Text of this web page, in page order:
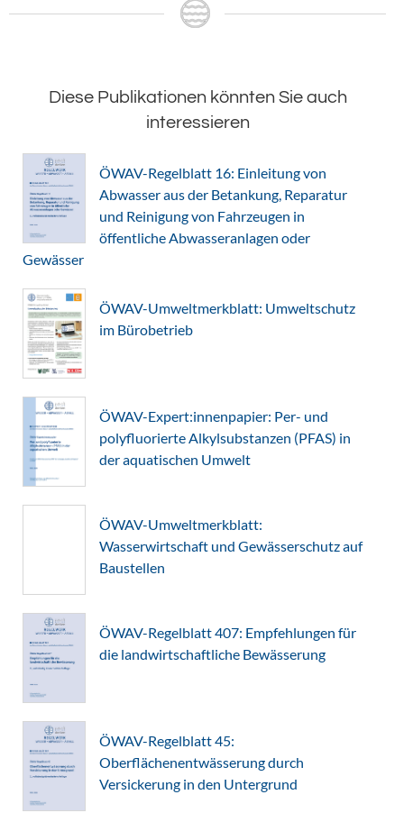
Diese Publikationen könnten Sie auch
interessieren
ÖWAV-Regelblatt 16: Einleitung von
Abwasser aus der Betankung, Reparatur
und Reinigung von Fahrzeugen in
öffentliche Abwasseranlagen oder
Gewässer
ÖWAV-Umweltmerkblatt: Umweltschutz
im Bürobetrieb
ÖWAV-Expert:innenpapier: Per- und
polyfluorierte Alkylsubstanzen (PFAS) in
der aquatischen Umwelt
ÖWAV-Umweltmerkblatt:
Wasserwirtschaft und Gewässerschutz auf
Baustellen
ÖWAV-Regelblatt 407: Empfehlungen für
die landwirtschaftliche Bewässerung
ÖWAV-Regelblatt 45:
Oberflächenentwässerung durch
Versickerung in den Untergrund